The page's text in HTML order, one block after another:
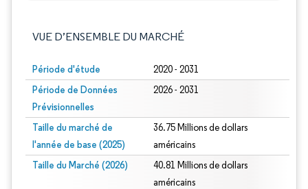
VUE D’ENSEMBLE DU MARCHÉ
Période d'étude 2020 - 2031
Période de Données
Prévisionnelles
2026 - 2031
Taille du marché de
l'année de base (2025)
36.75 Millions de dollars
américains
Taille du Marché (2026)
40.81 Millions de dollars
américains